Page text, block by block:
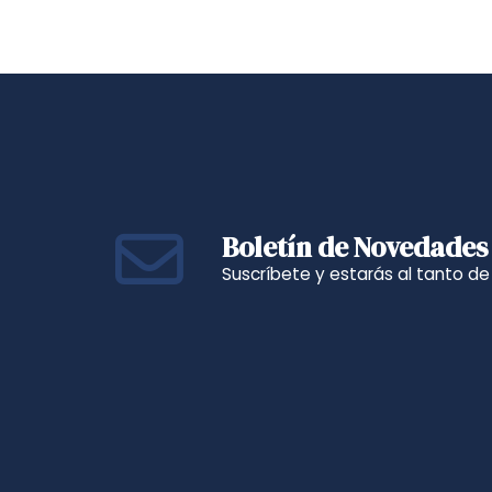
Boletín de Novedades
Suscríbete y estarás al tanto